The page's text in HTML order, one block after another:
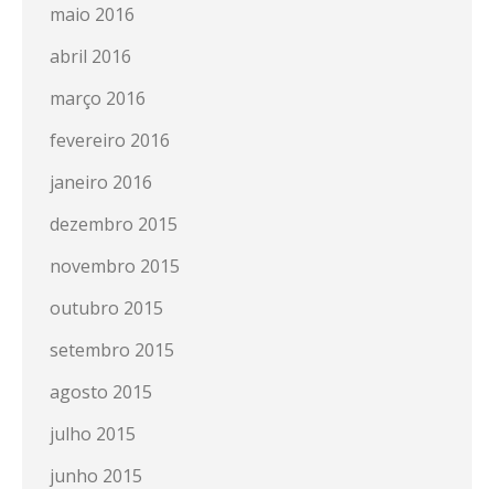
maio 2016
abril 2016
março 2016
fevereiro 2016
janeiro 2016
dezembro 2015
novembro 2015
outubro 2015
setembro 2015
agosto 2015
julho 2015
junho 2015